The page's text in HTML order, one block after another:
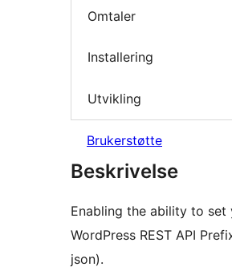
Omtaler
Installering
Utvikling
Brukerstøtte
Beskrivelse
Enabling the ability to set
WordPress REST API
json).